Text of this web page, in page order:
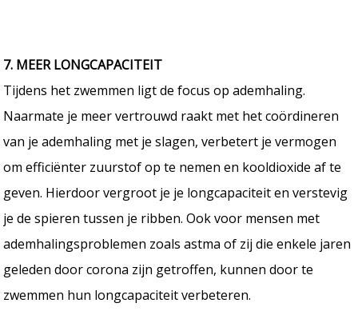
7. MEER LONGCAPACITEIT
Tijdens het zwemmen ligt de focus op ademhaling.
Naarmate je meer vertrouwd raakt met het coördineren
van je ademhaling met je slagen, verbetert je vermogen
om efficiënter zuurstof op te nemen en kooldioxide af te
geven. Hierdoor vergroot je je longcapaciteit en verstevig
je de spieren tussen je ribben. Ook voor mensen met
ademhalingsproblemen zoals astma of zij die enkele jaren
geleden door corona zijn getroffen, kunnen door te
zwemmen hun longcapaciteit verbeteren.